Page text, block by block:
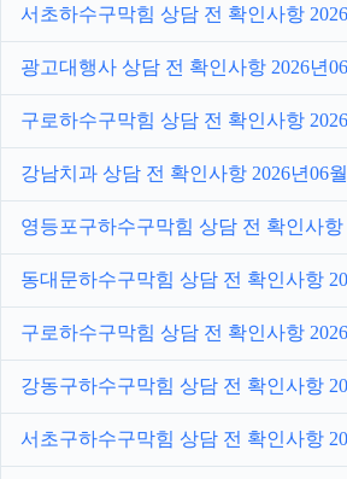
서초하수구막힘 상담 전 확인사항
광고대행사 상담 전 확인사항 2026년
구로하수구막힘 상담 전 확인사항
강남치과 상담 전 확인사항 2026년06
영등포구하수구막힘 상담 전 확인사항
동대문하수구막힘 상담 전 확인사항
구로하수구막힘 상담 전 확인사항
강동구하수구막힘 상담 전 확인사항
서초구하수구막힘 상담 전 확인사항